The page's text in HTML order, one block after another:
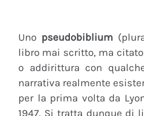
Uno pseudobiblium
libro mai scritto, ma
o addirittura con
narrativa realmente
per la prima volta da
1947. Si tratta dunque di